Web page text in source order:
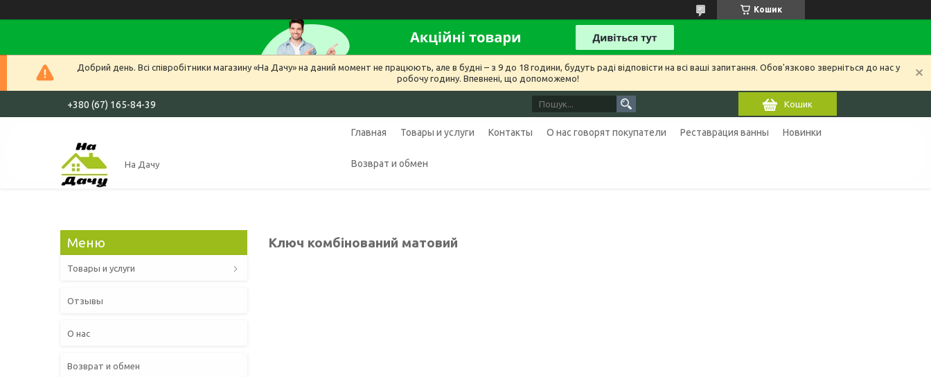
Кошик
Добрий день. Всі співробітники магазину «На Дачу» на даний момент не працюють, але в будні – з 9 до 18 години, будуть раді відповісти на всі ваші запитання. Обов'язково зверніться до нас у
робочу годину. Впевнені, що допоможемо!
+380 (67) 165-84-39 Кошик
На Дачу
Главная Товары и услуги Контакты О нас говорят покупатели Реставрация ванны Новинки
Возврат и обмен
Ключ комбінований матовий
Товары и услуги
Отзывы
О нас
Возврат и обмен